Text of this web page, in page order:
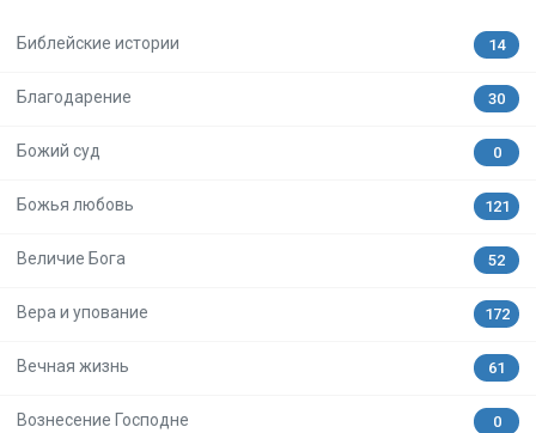
Библейские истории 14
Благодарение 30
Божий суд 0
Божья любовь 121
Величие Бога 52
Вера и упование 172
Вечная жизнь 61
Вознесение Господне 0